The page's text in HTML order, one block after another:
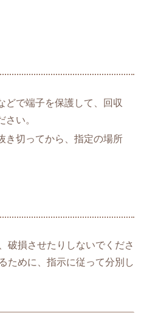
どで端子を保護して、回収
さい。
き切ってから、指定の場所
破損させたりしないでくださ
ために、指示に従って分別し